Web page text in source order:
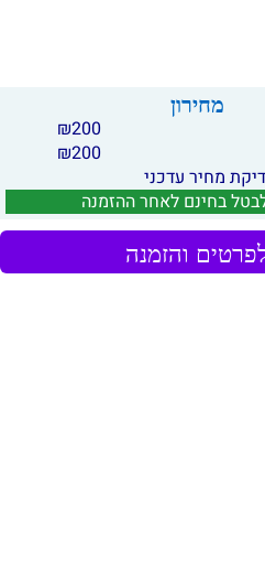
מחירון
200
₪
200
₪
מחיר עדכני
בחינם לאחר ההזמנה
והזמנה